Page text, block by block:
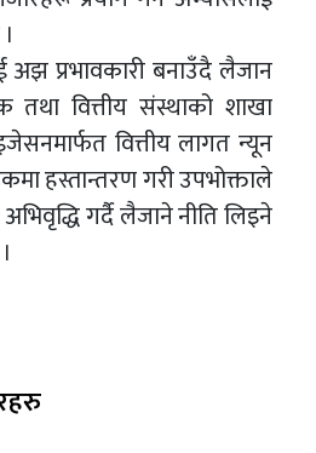
अझ प्रभावकारी बनाउँदै लैजान
तथा वित्तीय संस्थाको शाखा
वित्तीय लागत न्यून
हस्तान्तरण गरी उपभोक्ताले
गर्दै लैजाने नीति लिइने